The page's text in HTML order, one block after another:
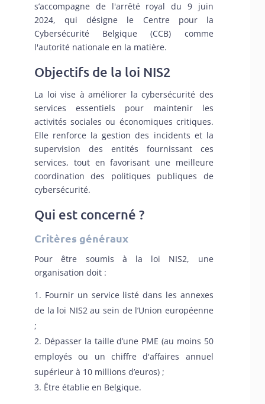
s’accompagne de l'arrêté royal du 9 juin
2024, qui désigne le Centre pour la
Cybersécurité Belgique (CCB) comme
l'autorité nationale en la matière.
Objectifs de la loi NIS2
La loi vise à améliorer la cybersécurité des
services essentiels pour maintenir les
activités sociales ou économiques critiques.
Elle renforce la gestion des incidents et la
supervision des entités fournissant ces
services, tout en favorisant une meilleure
coordination des politiques publiques de
cybersécurité.
Qui est concerné ?
Critères généraux
Pour être soumis à la loi NIS2, une
organisation doit :
Fournir un service listé dans les annexes
de la loi NIS2 au sein de l’Union européenne
;
Dépasser la taille d’une PME (au moins 50
employés ou un chiffre d'affaires annuel
supérieur à 10 millions d’euros) ;
Être établie en Belgique.